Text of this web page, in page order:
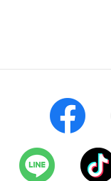
自転車シェアリング
モバイルバッテリー
セブン-イレブンの歴